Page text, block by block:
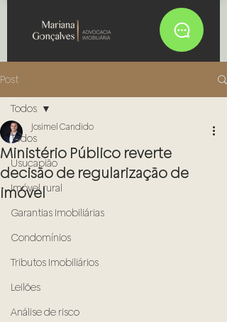
Post
Todos
Usucapião
Imóvel rural
Garantias Imobiliárias
Condomínios
Tributos Imobiliários
Leilões
Análise de risco
Todos
Ministério Público reverte
decisão de regularização de
imóvel
Josimel Candido